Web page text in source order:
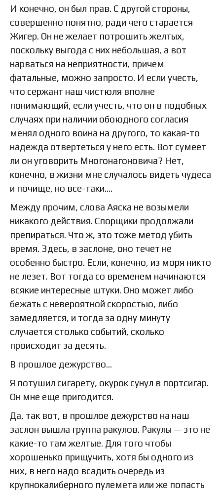
И конечно, он был прав. С другой стороны,
совершенно понятно, ради чего старается
Жигер. Он не желает потрошить желтых,
поскольку выгода с них небольшая, а вот
нарваться на неприятности, причем
фатальные, можно запросто. И если учесть,
что сержант наш чистюля вполне
понимающий, если учесть, что он в подобных
случаях при наличии обоюдного согласия
менял одного воина на другого, то какая-то
надежда отвертеться у него есть. Вот сумеет
ли он уговорить Многонагоновича? Нет,
конечно, в жизни мне случалось видеть чудеса
и почище, но все-таки….
Между прочим, слова Аяска не возымели
никакого действия. Спорщики продолжали
препираться. Что ж, это тоже метод убить
время. Здесь, в заслоне, оно течет не
особенно быстро. Если, конечно, из моря никто
не лезет. Вот тогда со временем начинаются
всякие интересные штуки. Оно может либо
бежать с невероятной скоростью, либо
замедляется, и тогда за одну минуту
случается столько событий, сколько
происходит за десять.
В прошлое дежурство…
Я потушил сигарету, окурок сунул в портсигар.
Он мне еще пригодится.
Да, так вот, в прошлое дежурство на наш
заслон вышла группа ракулов. Ракулы — это не
какие-то там желтые. Для того чтобы
хорошенько прищучить, хотя бы одного из
них, в него надо всадить очередь из
крупнокалиберного пулемета или же попасть